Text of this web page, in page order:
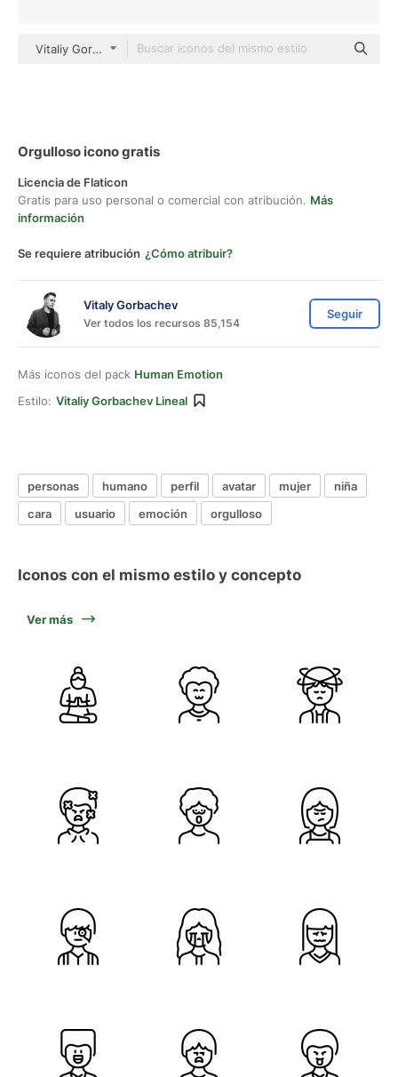
Vitaliy Gorbachev Lineal
Orgulloso icono gratis
Licencia de Flaticon
Gratis para uso personal o comercial con atribución. Más
información
Se requiere atribución ¿Cómo atribuir?
Vitaly Gorbachev
Ver todos los recursos 85,154
Seguir
Más iconos del pack Human Emotion
Estilo: Vitaliy Gorbachev Lineal
personas humano perfil avatar mujer
niña
cara
usuario emoción orgulloso
Iconos con el mismo estilo y concepto
Ver más